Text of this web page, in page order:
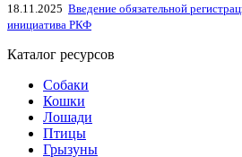
18.11.2025 Введение обязательной
инициатива РКФ
Каталог ресурсов
Собаки
Кошки
Лошади
Птицы
Грызуны